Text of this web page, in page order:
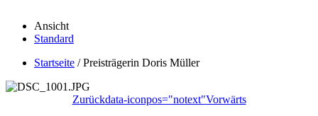
Ansicht
Standard
Startseite /Preisträgerin Doris Müller
Zurückdata-iconpos="notext"Vorwärts